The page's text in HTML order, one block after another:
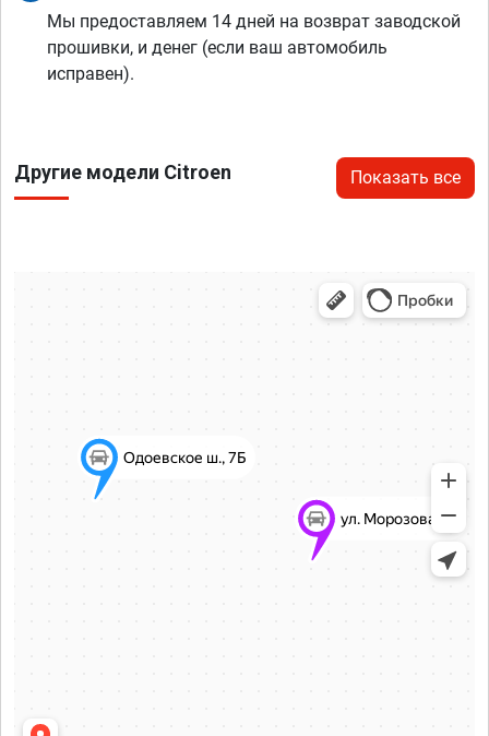
Мы предоставляем 14 дней на возврат заводской
прошивки, и денег (если ваш автомобиль
исправен).
Другие модели Citroen Показать все